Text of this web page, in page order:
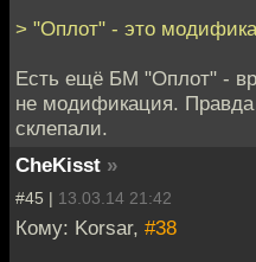
> "Оплот" - это
Есть ещё БМ "Оплот" -
не модификация. Правда
склепали.
CheKisst »
#45 | 13.03.14 21:42
Кому: Korsar, #38